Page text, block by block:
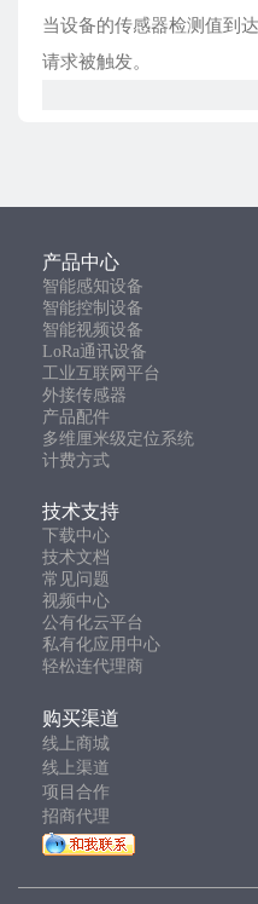
当设备的传感器检测值到
请求被触发。
产品中心
智能感知设备
智能控制设备
智能视频设备
LoRa通讯设备
工业互联网平台
外接传感器
产品配件
多维厘米级定位系统
计费方式
技术支持
下载中心
技术文档
常见问题
视频中心
公有化云平台
私有化应用中心
轻松连代理商
购买渠道
线上商城
线上渠道
项目合作
招商代理